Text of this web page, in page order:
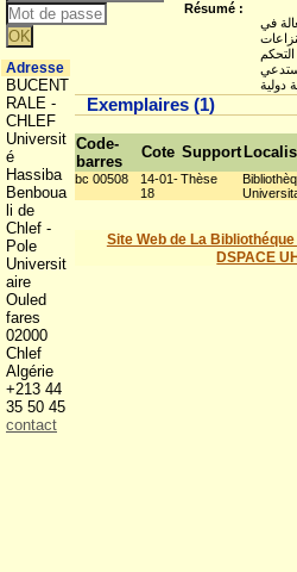
Résumé :
في
دولية
Exemplaires (1)
Code-
barres
Cote Support
bc 00508
14-01-
18
Thèse
Site Web de La Bibliothéque
DSPACE
Adresse
BUCENT
RALE -
CHLEF
Universit
é
Hassiba
Benboua
li de
Chlef -
Pole
Universit
aire
Ouled
fares
02000
Chlef
Algérie
+213 44
35 50 45
contact